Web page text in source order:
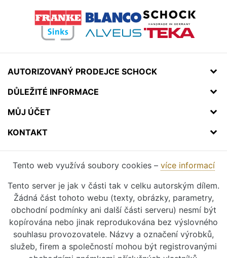
AUTORIZOVANÝ PRODEJCE SCHOCK
DŮLEŽITÉ INFORMACE
MŮJ ÚČET
KONTAKT
Tento web využívá soubory cookies – více informací
Tento server je jak v části tak v celku autorským dílem.
Žádná část tohoto webu (texty, obrázky, parametry,
obchodní podmínky ani další části serveru) nesmí být
kopírována nebo jinak reprodukována bez výslovného
souhlasu provozovatele. Názvy a označení výrobků,
služeb, firem a společností mohou být registrovanými